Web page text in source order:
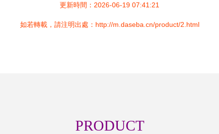
更新時間：2026-06-19 07:41:21
如若轉載，請注明出處：http://m.daseba.cn/product/2.html
PRODUCT